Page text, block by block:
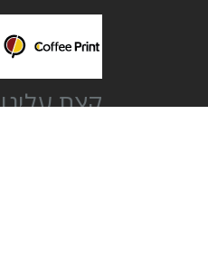
קצת עלינו